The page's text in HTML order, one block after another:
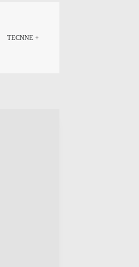
TECNNE +